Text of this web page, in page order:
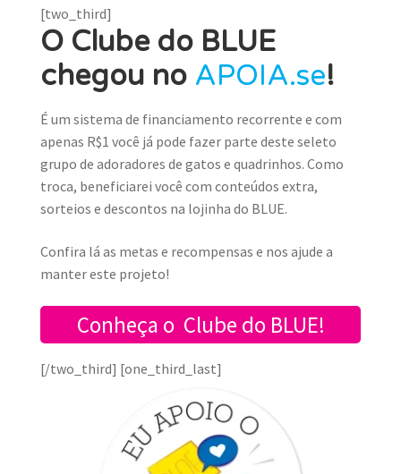
[two_third]
O Clube do BLUE
chegou no APOIA.se!
É um sistema de financiamento recorrente e com
apenas R$1 você já pode fazer parte deste seleto
grupo de adoradores de gatos e quadrinhos. Como
troca, beneficiarei você com conteúdos extra,
sorteios e descontos na lojinha do BLUE.
Confira lá as metas e recompensas e nos ajude a
manter este projeto!
Conheça o Clube do BLUE!
[/two_third] [one_third_last]